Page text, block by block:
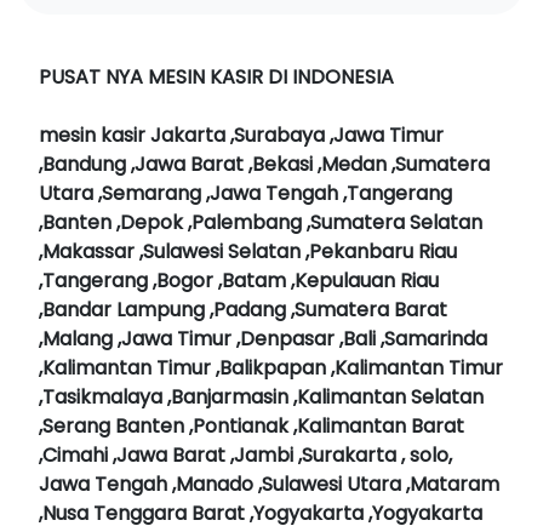
PUSAT NYA MESIN KASIR DI INDONESIA
mesin kasir Jakarta ,Surabaya ,Jawa Timur
,Bandung ,Jawa Barat ,Bekasi ,Medan ,Sumatera
Utara ,Semarang ,Jawa Tengah ,Tangerang
,Banten ,Depok ,Palembang ,Sumatera Selatan
,Makassar ,Sulawesi Selatan ,Pekanbaru Riau
,Tangerang ,Bogor ,Batam ,Kepulauan Riau
,Bandar Lampung ,Padang ,Sumatera Barat
,Malang ,Jawa Timur ,Denpasar ,Bali ,Samarinda
,Kalimantan Timur ,Balikpapan ,Kalimantan Timur
,Tasikmalaya ,Banjarmasin ,Kalimantan Selatan
,Serang Banten ,Pontianak ,Kalimantan Barat
,Cimahi ,Jawa Barat ,Jambi ,Surakarta , solo,
Jawa Tengah ,Manado ,Sulawesi Utara ,Mataram
,Nusa Tenggara Barat ,Yogyakarta ,Yogyakarta